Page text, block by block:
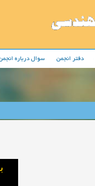
دفتر انجمن سوال درباره